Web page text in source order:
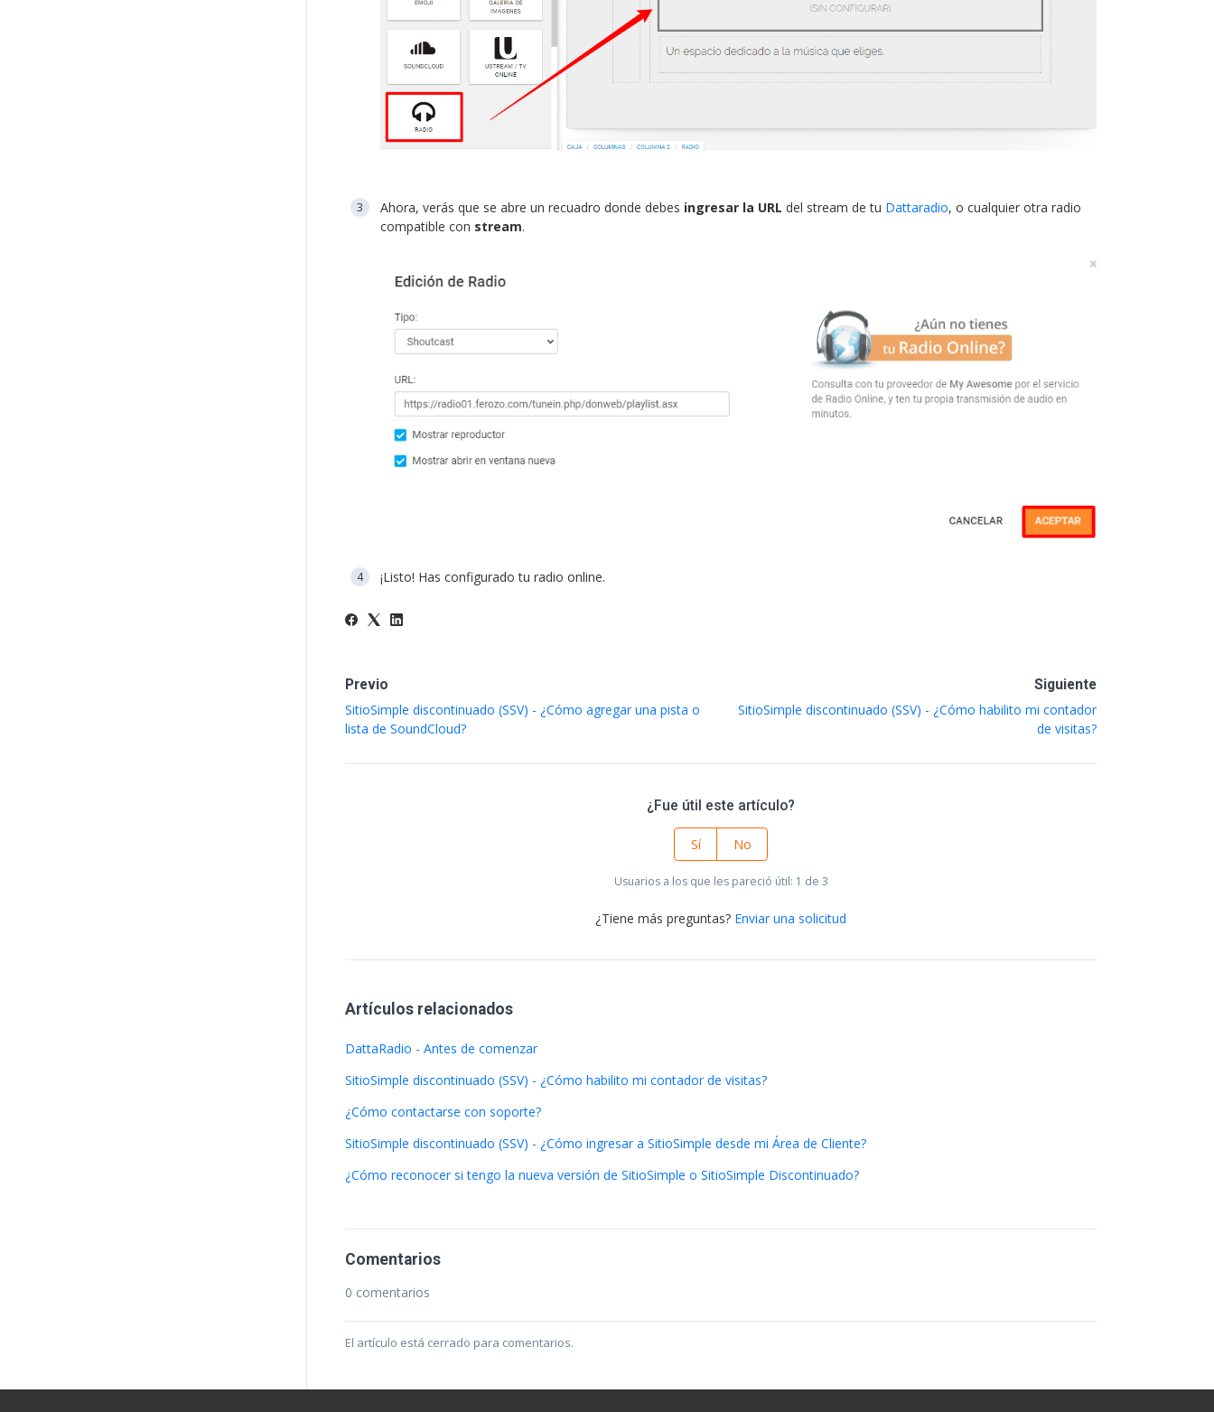
Ahora, verás que se abre un recuadro donde debes ingresar la URL del stream de tu Dattaradio, o cualquier otra radio
compatible con stream.
¡Listo! Has configurado tu radio online.
Previo
SitioSimple discontinuado (SSV) - ¿Cómo agregar una pista o
lista de SoundCloud?
Siguiente
SitioSimple discontinuado (SSV) - ¿Cómo habilito mi contador
de visitas?
¿Fue útil este artículo?
Sí No
Usuarios a los que les pareció útil: 1 de 3
¿Tiene más preguntas? Enviar una solicitud
Artículos relacionados
DattaRadio - Antes de comenzar
SitioSimple discontinuado (SSV) - ¿Cómo habilito mi contador de visitas?
¿Cómo contactarse con soporte?
SitioSimple discontinuado (SSV) - ¿Cómo ingresar a SitioSimple desde mi Área de Cliente?
¿Cómo reconocer si tengo la nueva versión de SitioSimple o SitioSimple Discontinuado?
Comentarios
0 comentarios
El artículo está cerrado para comentarios.